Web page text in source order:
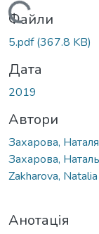
Файли
5.pdf(367.8 KB)
Дата
2019
Автори
Захарова,
Захарова,
Zakharova, Natalia
Анотація